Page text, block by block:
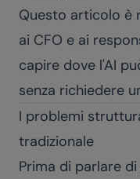
Questo articolo è
ai CFO e ai
capire dove l'AI
senza richiedere
I problemi
tradizionale
Prima di parlare